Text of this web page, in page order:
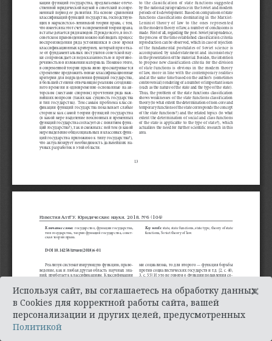
Используя сайт, вы соглашаетесь на обработку данных
в Cookies для корректной работы сайта, вашей
персонализации и других целей, предусмотренных
Политикой
×